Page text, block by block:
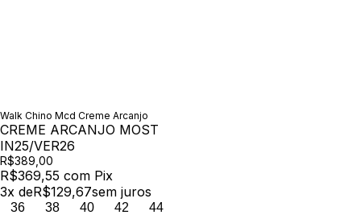
Walk Chino Mcd Creme Arcanjo
CREME ARCANJO MOST
IN25/VER26
R$389,00
R$369,55 com Pix
3x deR$129,67sem juros
36 38 40 42
44